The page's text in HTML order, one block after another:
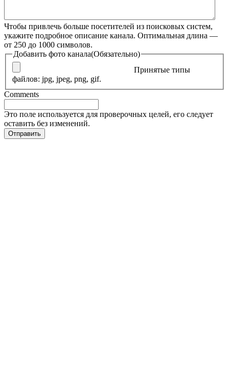
Чтобы привлечь больше посетителей из поисковых систем,
укажите подробное описание канала. Оптимальная длина —
от 250 до 1000 символов.
Добавить фото канала(Обязательно)
Принятые типы
файлов: jpg, jpeg, png, gif.
Comments
Это поле используется для проверочных целей, его следует
оставить без изменений.